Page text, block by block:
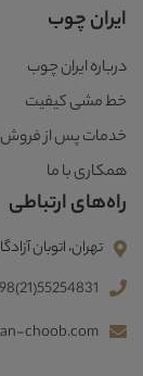
ایران چوب
درباره ایران چوب
خط مشی کیفیت
خدمات پس از فروش
همکاری با ما
راه‌های ارتباطی
تهران، اتوبان
choob.com